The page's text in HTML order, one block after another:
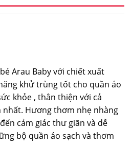
Arau Baby với chiết xuất
khử trùng tốt cho quần áo
khỏe , thân thiện với cả
nhất. Hương thơm nhẹ nhàng
cảm giác thư giãn và dễ
bộ quần áo sạch và thơm